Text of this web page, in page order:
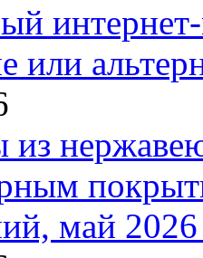
или
из
май 2026